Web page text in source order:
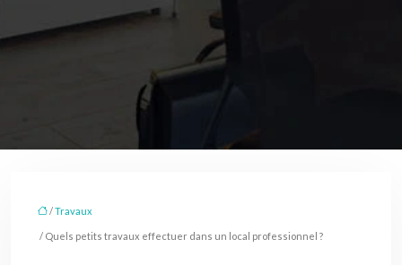
/Travaux
/ Quels petits travaux effectuer dans un local professionnel ?